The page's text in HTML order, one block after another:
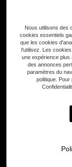
Nous utilisons des
cookies essentiels
que les cookies
l'utilisez. Les
une expérience
des annonces
paramètres du
politique.